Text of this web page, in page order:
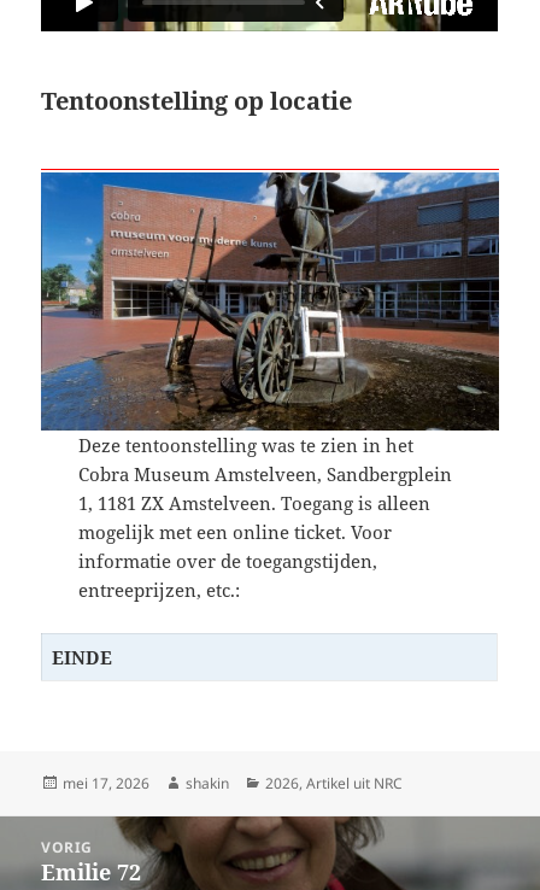
Tentoonstelling op locatie
Deze tentoonstelling was te zien in het
Cobra Museum Amstelveen, Sandbergplein
1, 1181 ZX Amstelveen. Toegang is alleen
mogelijk met een online ticket. Voor
informatie over de toegangstijden,
entreeprijzen, etc.:
EINDE
Geplaatst
mei 17, 2026 Auteur
shakin Categorieën
2026,Artikel uit NRC
navigatie
VORIG
Vorig
Emilie 72